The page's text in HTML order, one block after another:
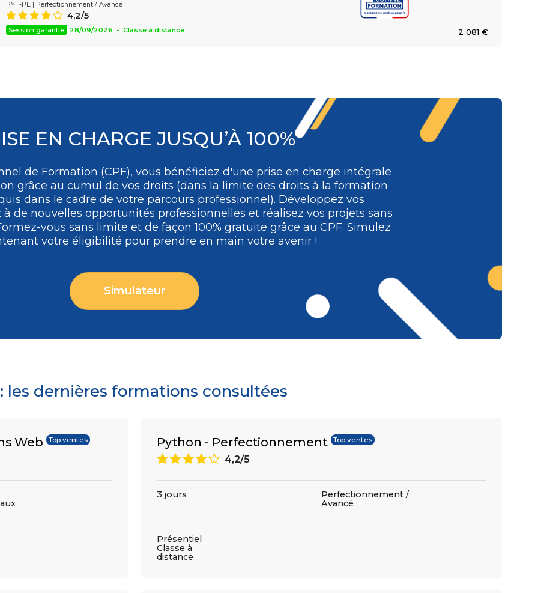
PYT-PE | Perfectionnement / Avancé
2 081 €
8 4,2/5
Session garantie 28/09/2026 - Classe à distance
EN CHARGE JUSQU’À 100%
de Formation (CPF), vous bénéficiez d'une prise en charge intégrale
grâce au cumul de vos droits (dans la limite des droits à la formation
dans le cadre de votre parcours professionnel). Développez vos
de nouvelles opportunités professionnelles et réalisez vos projets sans
vous sans limite et de façon 100% gratuite grâce au CPF. Simulez
votre éligibilité pour prendre en main votre avenir !
Simulateur
dernières formations consultées
Web Top ventes Python - Perfectionnement Top ventes
8 4,2/5
3 jours
Perfectionnement /
Avancé
Présentiel
Classe à
distance